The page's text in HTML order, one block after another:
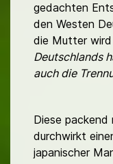
gedachten
den Westen
die Mutter wird
Deutschlands
auch die
Diese packend
durchwirkt
japanischer